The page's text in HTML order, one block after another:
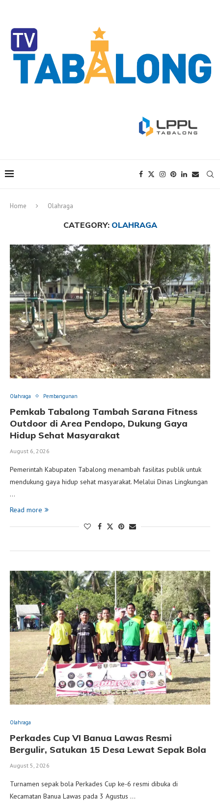
Home Olahraga
CATEGORY: OLAHRAGA
Olahraga Pembangunan
Pemkab Tabalong Tambah Sarana Fitness
Outdoor di Area Pendopo, Dukung Gaya
Hidup Sehat Masyarakat
August 6, 2026
Pemerintah Kabupaten Tabalong menambah fasilitas publik untuk
mendukung gaya hidup sehat masyarakat. Melalui Dinas Lingkungan
…
Read more
Olahraga
Perkades Cup VI Banua Lawas Resmi
Bergulir, Satukan 15 Desa Lewat Sepak Bola
August 5, 2026
Turnamen sepak bola Perkades Cup ke-6 resmi dibuka di
Kecamatan Banua Lawas pada 3 Agustus …